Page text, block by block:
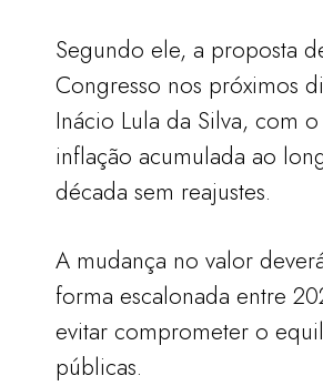
Segundo ele, a proposta
Congresso nos próximos
Inácio Lula da Silva, com
inflação acumulada ao
década sem reajustes.
A mudança no valor
forma escalonada entre
evitar comprometer o
públicas.